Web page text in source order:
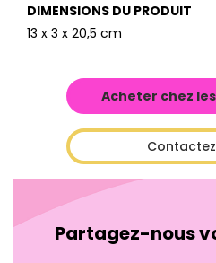
DIMENSIONS DU PRODUIT
13 x 3 x 20,5 cm
Acheter chez
Partagez-nous